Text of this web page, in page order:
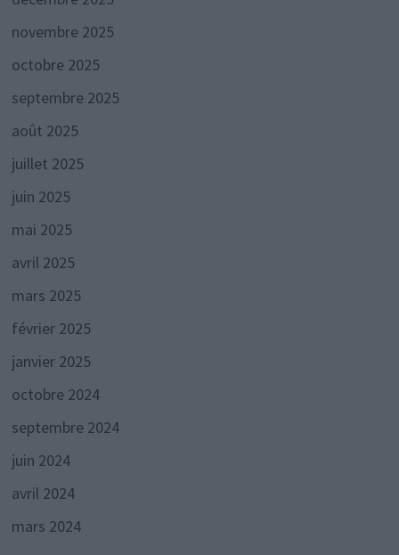
novembre 2025
octobre 2025
septembre 2025
août 2025
juillet 2025
juin 2025
mai 2025
avril 2025
mars 2025
février 2025
janvier 2025
octobre 2024
septembre 2024
juin 2024
avril 2024
mars 2024